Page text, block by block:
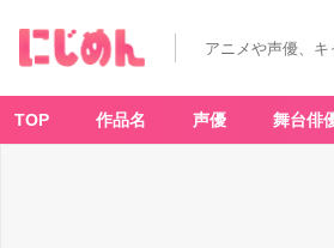
アニメや声優、
TOP 作品名 声優 舞台俳